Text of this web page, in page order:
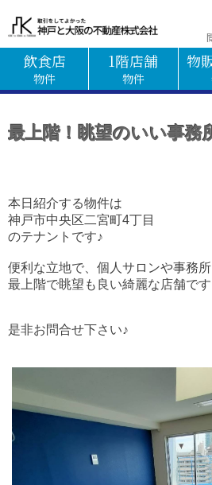
飲食店
物件
1階店舗
物件
物
最上階！眺望のいい事務
本日紹介する物件は
神戸市中央区二宮町4丁目
のテナントです♪
便利な立地で、個人サロンや事務
最上階で眺望も良い綺麗な店舗です
是非お問合せ下さい♪